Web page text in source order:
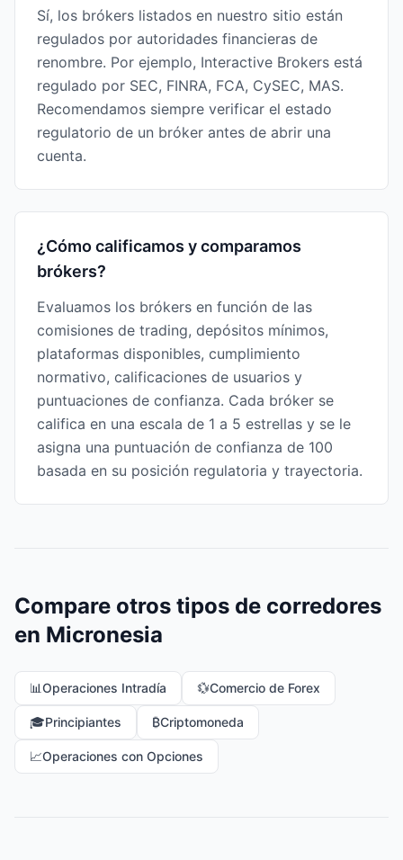
Sí, los brókers listados en nuestro sitio están
regulados por autoridades financieras de
renombre. Por ejemplo, Interactive Brokers está
regulado por SEC, FINRA, FCA, CySEC, MAS.
Recomendamos siempre verificar el estado
regulatorio de un bróker antes de abrir una
cuenta.
¿Cómo calificamos y comparamos
brókers?
Evaluamos los brókers en función de las
comisiones de trading, depósitos mínimos,
plataformas disponibles, cumplimiento
normativo, calificaciones de usuarios y
puntuaciones de confianza. Cada bróker se
califica en una escala de 1 a 5 estrellas y se le
asigna una puntuación de confianza de 100
basada en su posición regulatoria y trayectoria.
Compare otros tipos de corredores
en Micronesia
📊Operaciones Intradía 💱Comercio de Forex
🎓Principiantes ₿Criptomoneda
📈Operaciones con Opciones